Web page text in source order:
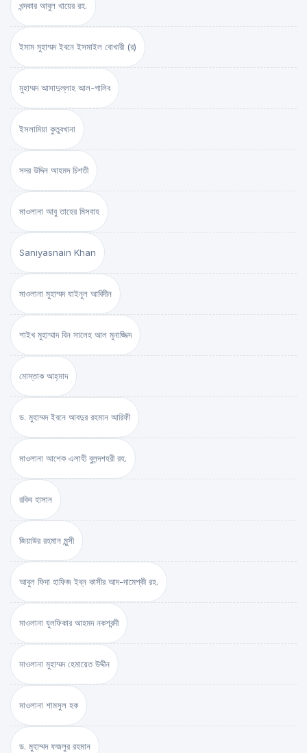
খন্দকার আবুল খায়ের রহ.
ইমাম মুহাম্মদ ইবনে ইসমাইল বোখারী (র)
মুহাম্মদ আসাদুল্লাহ আল-গালিব
ইসলামিয়া কুতুবখানা
সদর উদ্দিন আহমদ চিশতী
মাওলানা আবু তাহের মিসবাহ
Saniyasnain Khan
মাওলানা মুহাম্মদ যাইনুল আবিদীন
শাইখ মুহাম্মাদ বিন সালেহ আল মুনাজ্জিদ
মোস্তাক আহ্‌মাদ
ড. মুহাম্মদ ইবনে আবদুর রহমান আরিফী
মাওলানা আশেক এলাহী বুলন্দশহরী রহ.
রকিব হাসান
জিয়াউর রহমান মুন্সী
আবুল ফিদা হাফিজ ইব্‌ন কাসীর আদ-দামেশ্‌কী রহ.
মাওলানা যুলফিকার আহমদ নকশবন্দী
মাওলানা মুহাম্মদ হেমায়েত উদ্দীন
মাওলানা শামসুল হক
ড. মুহাম্মদ ফজলুর রহমান